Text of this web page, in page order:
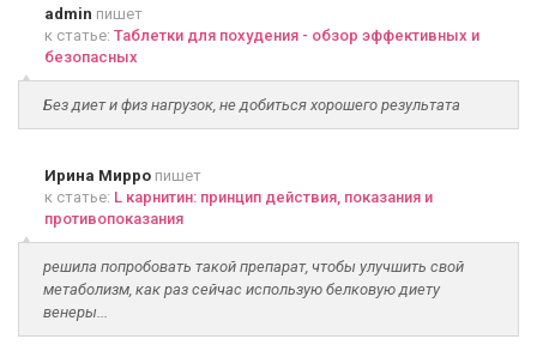
admin пишет
к статье: Таблетки для похудения - обзор эффективных и
безопасных
Без диет и физ нагрузок, не добиться хорошего результата
Ирина Мирро пишет
к статье: L карнитин: принцип действия, показания и
противопоказания
решила попробовать такой препарат, чтобы улучшить свой
метаболизм, как раз сейчас использую белковую диету
венеры...